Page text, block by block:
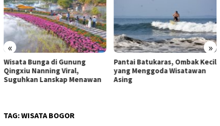
« »
Pantai Batukaras, Ombak Kecil
yang Menggoda Wisatawan
Asing
Senja di Pantai Pangandaran,
Wisatawan Menikmati Sore
dengan Bermain hingga
TAG:WISATA BOGOR